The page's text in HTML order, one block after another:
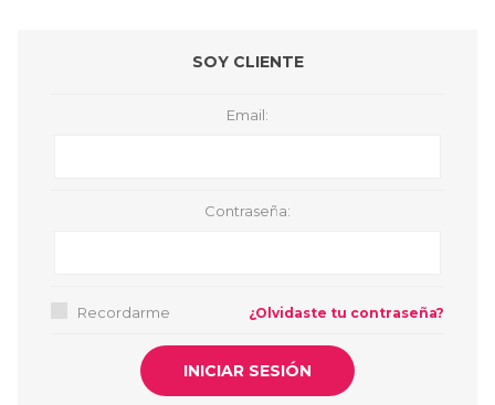
SOY CLIENTE
Email:
Contraseña:
Recordarme ¿Olvidaste tu contraseña?